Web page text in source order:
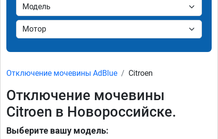
Отключение мочевины AdBlue Citroen
Отключение мочевины
Citroen в Новороссийске.
Выберите вашу модель: